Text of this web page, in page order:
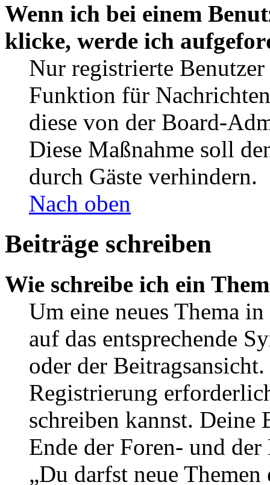
Wenn ich bei einem
klicke, werde ich
Nur registrierte
Funktion für
diese von der Board-
Diese Maßnahme soll
durch Gäste verhindern.
Nach oben
Beiträge schreiben
Wie schreibe ich ein
Um eine neues Thema
auf das entsprechende
oder der
Registrierung
schreiben kannst. Deine
Ende der Foren- und
„Du darfst neue